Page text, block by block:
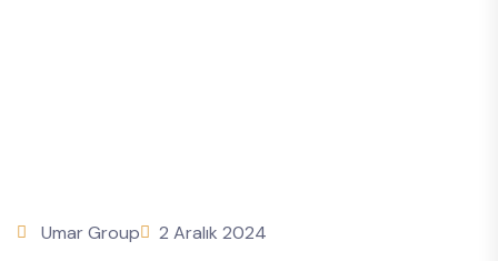
Umar Group 2 Aralık 2024